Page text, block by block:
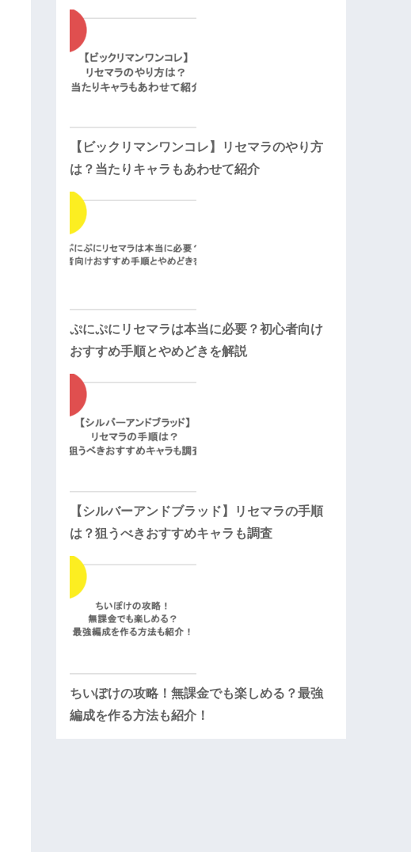
【ビックリマンワンコレ】リセマラのやり方
は？当たりキャラもあわせて紹介
ぷにぷにリセマラは本当に必要？初心者向け
おすすめ手順とやめどきを解説
【シルバーアンドブラッド】リセマラの手順
は？狙うべきおすすめキャラも調査
ちいぽけの攻略！無課金でも楽しめる？最強
編成を作る方法も紹介！